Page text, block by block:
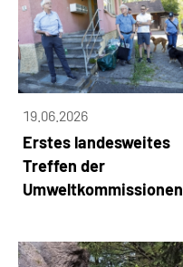
19.06.2026
Erstes landesweites
Treffen der
Umweltkommissionen